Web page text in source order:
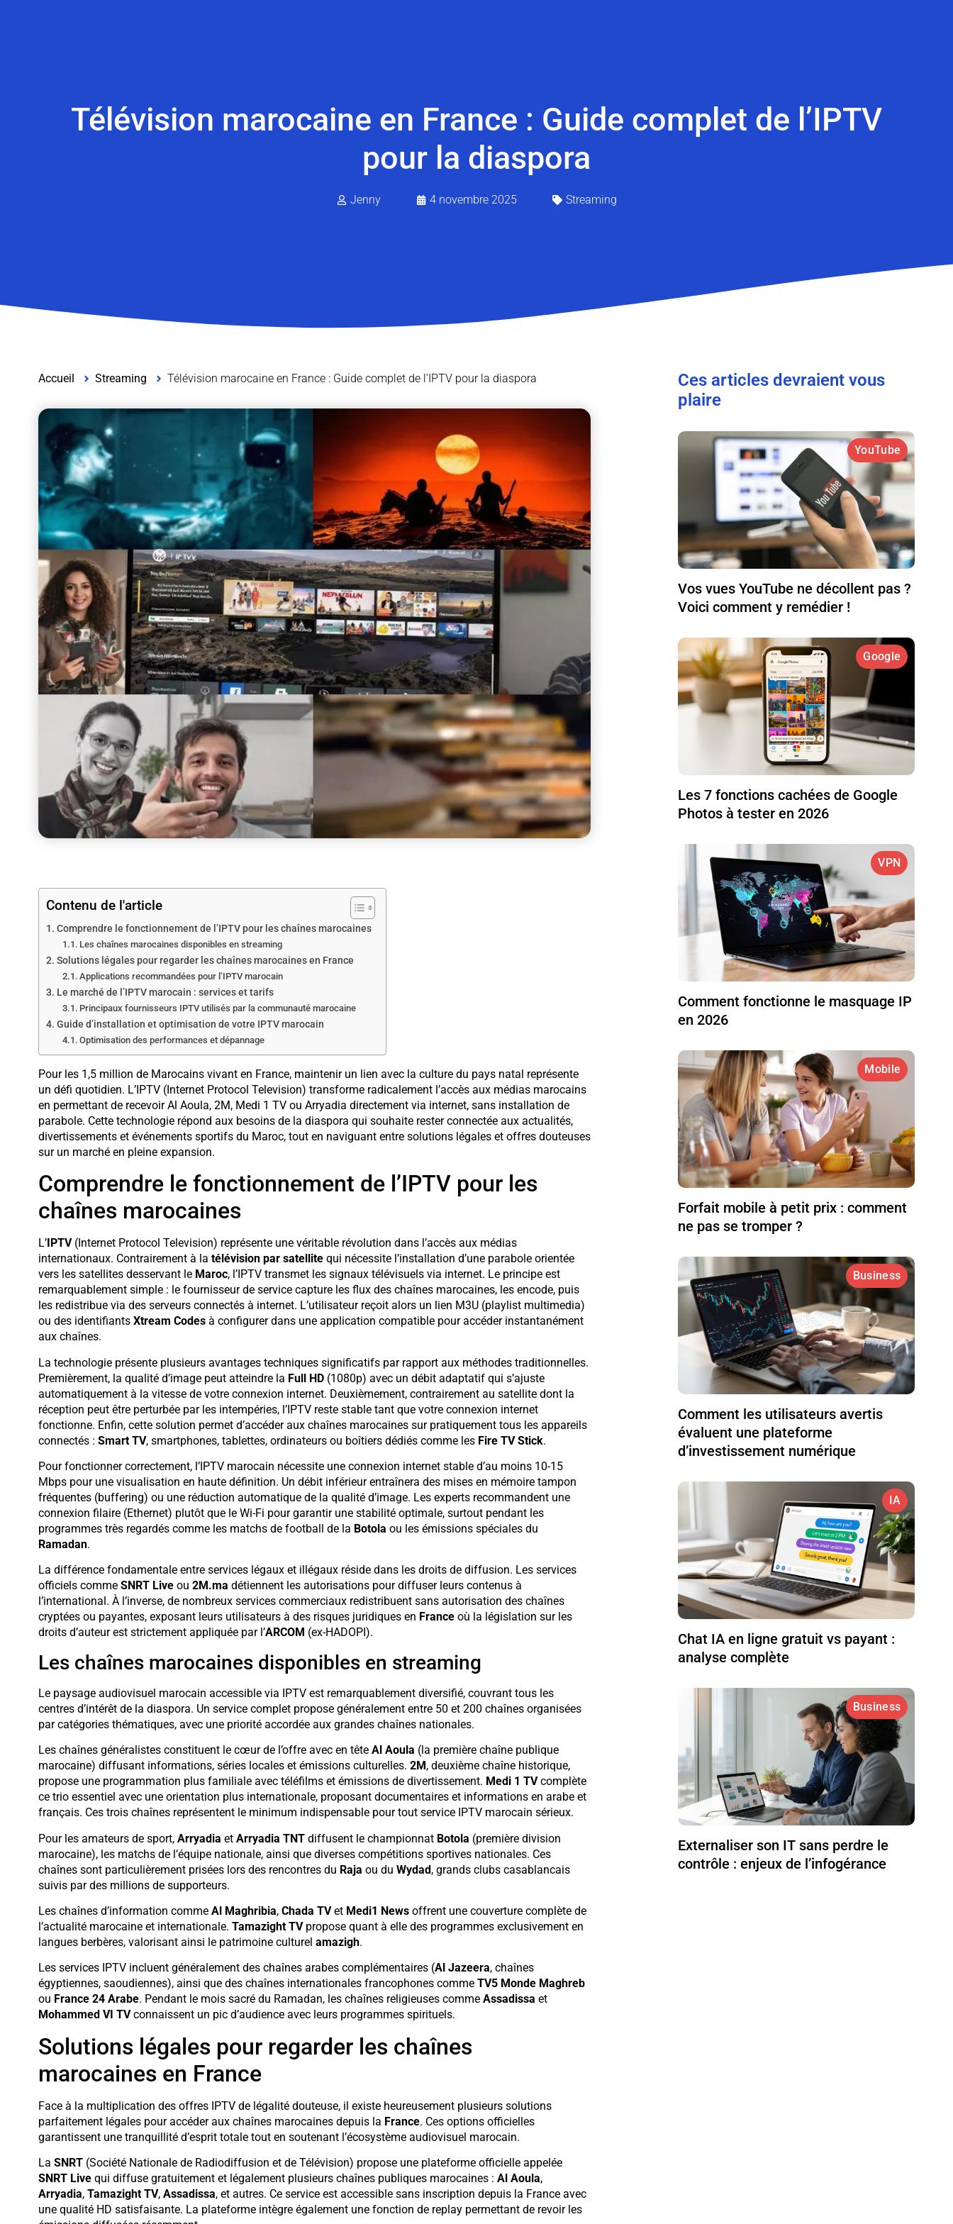
Télévision marocaine en France : Guide complet de l’IPTV
pour la diaspora
Jenny 4 novembre 2025 Streaming
Accueil Streaming Télévision marocaine en France : Guide complet de l’IPTV pour la diaspora
Contenu de l'article
Comprendre le fonctionnement de l’IPTV pour les chaînes marocaines
Les chaînes marocaines disponibles en streaming
Solutions légales pour regarder les chaînes marocaines en France
Applications recommandées pour l’IPTV marocain
Le marché de l’IPTV marocain : services et tarifs
Principaux fournisseurs IPTV utilisés par la communauté marocaine
Guide d’installation et optimisation de votre IPTV marocain
Optimisation des performances et dépannage
Pour les 1,5 million de Marocains vivant en France, maintenir un lien avec la culture du pays natal représente
un défi quotidien. L’IPTV (Internet Protocol Television) transforme radicalement l’accès aux médias marocains
en permettant de recevoir Al Aoula, 2M, Medi 1 TV ou Arryadia directement via internet, sans installation de
parabole. Cette technologie répond aux besoins de la diaspora qui souhaite rester connectée aux actualités,
divertissements et événements sportifs du Maroc, tout en naviguant entre solutions légales et offres douteuses
sur un marché en pleine expansion.
Comprendre le fonctionnement de l’IPTV pour les
chaînes marocaines
L’IPTV(Internet Protocol Television) représente une véritable révolution dans l’accès aux médias
internationaux. Contrairement à la télévision par satellitequi nécessite l’installation d’une parabole orientée
vers les satellites desservant le Maroc, l’IPTV transmet les signaux télévisuels via internet. Le principe est
remarquablement simple : le fournisseur de service capture les flux des chaînes marocaines, les encode, puis
les redistribue via des serveurs connectés à internet. L’utilisateur reçoit alors un lien M3U (playlist multimedia)
ou des identifiants Xtream Codesà configurer dans une application compatible pour accéder instantanément
aux chaînes.
La technologie présente plusieurs avantages techniques significatifs par rapport aux méthodes traditionnelles.
Premièrement, la qualité d’image peut atteindre la Full HD(1080p) avec un débit adaptatif qui s’ajuste
automatiquement à la vitesse de votre connexion internet. Deuxièmement, contrairement au satellite dont la
réception peut être perturbée par les intempéries, l’IPTV reste stable tant que votre connexion internet
fonctionne. Enfin, cette solution permet d’accéder aux chaînes marocaines sur pratiquement tous les appareils
connectés : Smart TV, smartphones, tablettes, ordinateurs ou boîtiers dédiés comme les Fire TV Stick.
Pour fonctionner correctement, l’IPTV marocain nécessite une connexion internet stable d’au moins 10-15
Mbps pour une visualisation en haute définition. Un débit inférieur entraînera des mises en mémoire tampon
fréquentes (buffering) ou une réduction automatique de la qualité d’image. Les experts recommandent une
connexion filaire (Ethernet) plutôt que le Wi-Fi pour garantir une stabilité optimale, surtout pendant les
programmes très regardés comme les matchs de football de la Botola ou les émissions spéciales du
Ramadan.
La différence fondamentale entre services légaux et illégaux réside dans les droits de diffusion. Les services
officiels comme SNRT Liveou 2M.ma détiennent les autorisations pour diffuser leurs contenus à
l’international. À l’inverse, de nombreux services commerciaux redistribuent sans autorisation des chaînes
cryptées ou payantes, exposant leurs utilisateurs à des risques juridiques en Franceoù la législation sur les
droits d’auteur est strictement appliquée par l’ARCOM (ex-HADOPI).
Les chaînes marocaines disponibles en streaming
Le paysage audiovisuel marocain accessible via IPTV est remarquablement diversifié, couvrant tous les
centres d’intérêt de la diaspora. Un service complet propose généralement entre 50 et 200 chaînes organisées
par catégories thématiques, avec une priorité accordée aux grandes chaînes nationales.
Les chaînes généralistes constituent le cœur de l’offre avec en tête Al Aoula (la première chaîne publique
marocaine) diffusant informations, séries locales et émissions culturelles. 2M, deuxième chaîne historique,
propose une programmation plus familiale avec téléfilms et émissions de divertissement. Medi 1 TVcomplète
ce trio essentiel avec une orientation plus internationale, proposant documentaires et informations en arabe et
français. Ces trois chaînes représentent le minimum indispensable pour tout service IPTV marocain sérieux.
Pour les amateurs de sport, Arryadia et Arryadia TNTdiffusent le championnat Botola (première division
marocaine), les matchs de l’équipe nationale, ainsi que diverses compétitions sportives nationales. Ces
chaînes sont particulièrement prisées lors des rencontres du Raja ou du Wydad, grands clubs casablancais
suivis par des millions de supporteurs.
Les chaînes d’information comme Al Maghribia, Chada TVet Medi1 Newsoffrent une couverture complète de
l’actualité marocaine et internationale. Tamazight TVpropose quant à elle des programmes exclusivement en
langues berbères, valorisant ainsi le patrimoine culturel amazigh.
Les services IPTV incluent généralement des chaînes arabes complémentaires (Al Jazeera, chaînes
égyptiennes, saoudiennes), ainsi que des chaînes internationales francophones comme TV5 Monde Maghreb
ou France 24 Arabe. Pendant le mois sacré du Ramadan, les chaînes religieuses comme Assadissa et
Mohammed VI TVconnaissent un pic d’audience avec leurs programmes spirituels.
Solutions légales pour regarder les chaînes
marocaines en France
Face à la multiplication des offres IPTV de légalité douteuse, il existe heureusement plusieurs solutions
parfaitement légales pour accéder aux chaînes marocaines depuis la France. Ces options officielles
garantissent une tranquillité d’esprit totale tout en soutenant l’écosystème audiovisuel marocain.
La SNRT(Société Nationale de Radiodiffusion et de Télévision) propose une plateforme officielle appelée
SNRT Livequi diffuse gratuitement et légalement plusieurs chaînes publiques marocaines : Al Aoula,
Arryadia, Tamazight TV, Assadissa, et autres. Ce service est accessible sans inscription depuis la France avec
une qualité HD satisfaisante. La plateforme intègre également une fonction de replay permettant de revoir les
Ces articles devraient vous
plaire
YouTube
Vos vues YouTube ne décollent pas ?
Voici comment y remédier !
Google
Les 7 fonctions cachées de Google
Photos à tester en 2026
VPN
Comment fonctionne le masquage IP
en 2026
Mobile
Forfait mobile à petit prix : comment
ne pas se tromper ?
Business
Comment les utilisateurs avertis
évaluent une plateforme
d’investissement numérique
IA
Chat IA en ligne gratuit vs payant :
analyse complète
Business
Externaliser son IT sans perdre le
contrôle : enjeux de l’infogérance